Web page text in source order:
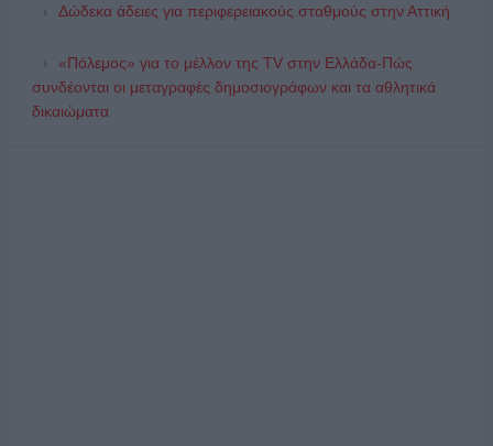
Δώδεκα άδειες για περιφερειακούς σταθμούς στην Αττική
«Πόλεμος» για το μέλλον της TV στην Ελλάδα-Πώς
συνδέονται οι μεταγραφές δημοσιογράφων και τα αθλητικά
δικαιώματα